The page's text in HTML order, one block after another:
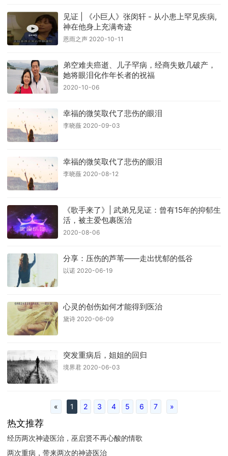
见证 | 《小巨人》张闵轩 - 从小患上罕见疾病,
神在他身上充满奇迹
恩雨之声 2020-10-11
弟空难夫癌逝、儿子罕病，经商失败几破产，
她将眼泪化作年长者的祝福
2020-10-06
幸福的微笑取代了悲伤的眼泪
李晓薇 2020-09-03
幸福的微笑取代了悲伤的眼泪
李晓薇 2020-08-12
《歌手来了》| 武弟兄见证：曾有15年的抑郁生
活，被主爱包裹医治
2020-08-06
分享：压伤的芦苇——走出忧郁的低谷
以诺 2020-06-19
心灵的创伤如何才能得到医治
黛诗 2020-06-09
突发重病后，姐姐的回归
境界君 2020-06-03
« 1 2 3 4 5 6 7 »
热文推荐
经历两次神迹医治，巫启贤不再心酸的情歌
两次重病，带来两次的神迹医治